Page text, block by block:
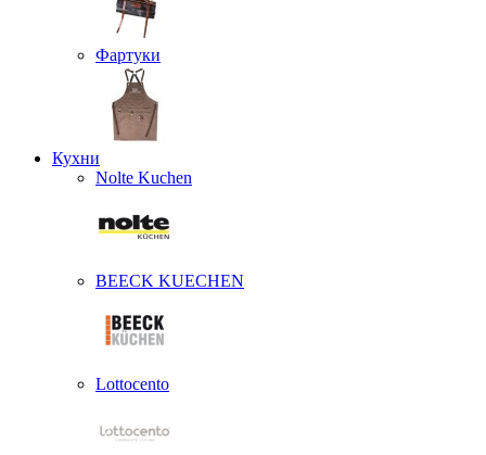
Фартуки
Кухни
Nolte Kuchen
BEECK KUECHEN
Lottocento